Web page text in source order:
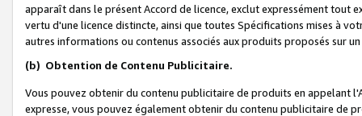
apparaît dans le présent Accord de licence, exclut expressément tout
vertu d'une licence distincte, ainsi que toutes Spécifications mises à
autres informations ou contenus associés aux produits proposés sur
(b) Obtention de Contenu Publicitaire.
Vous pouvez obtenir du contenu publicitaire de produits en appelant
expresse, vous pouvez également obtenir du contenu publicitaire de